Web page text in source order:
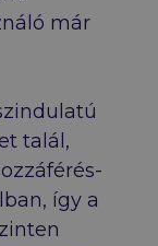
már
talál,
így a